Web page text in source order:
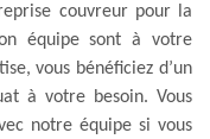
couvreur pour la
équipe sont à votre
vous bénéficiez d’un
à votre besoin. Vous
notre équipe si vous